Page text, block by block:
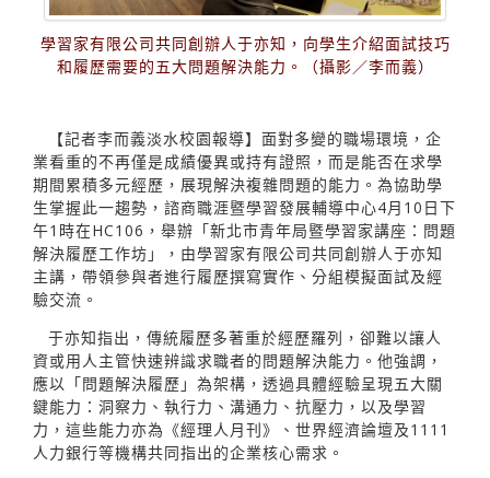
學習家有限公司共同創辦人于亦知，向學生介紹面試技巧
和履歷需要的五大問題解決能力。（攝影／李而義）
【記者李而義淡水校園報導】面對多變的職場環境，企
業看重的不再僅是成績優異或持有證照，而是能否在求學
期間累積多元經歷，展現解決複雜問題的能力。為協助學
生掌握此一趨勢，諮商職涯暨學習發展輔導中心4月10日下
午1時在HC106，舉辦「新北市青年局暨學習家講座：問題
解決履歷工作坊」，由學習家有限公司共同創辦人于亦知
主講，帶領參與者進行履歷撰寫實作、分組模擬面試及經
驗交流。
于亦知指出，傳統履歷多著重於經歷羅列，卻難以讓人
資或用人主管快速辨識求職者的問題解決能力。他強調，
應以「問題解決履歷」為架構，透過具體經驗呈現五大關
鍵能力：洞察力、執行力、溝通力、抗壓力，以及學習
力，這些能力亦為《經理人月刊》、世界經濟論壇及1111
人力銀行等機構共同指出的企業核心需求。